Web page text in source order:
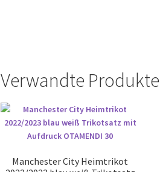
Verwandte Produkte
Manchester City Heimtrikot